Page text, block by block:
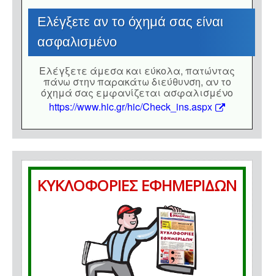
Eλέγξετε αν το όχημά σας είναι
ασφαλισμένο
Eλέγξετε άμεσα και εύκολα, πατώντας
πάνω στην παρακάτω διεύθυνση, αν το
όχημά σας εμφανίζεται ασφαλισμένο
https://www.hic.gr/hic/Check_ins.aspx
ΚΥΚΛΟΦΟΡΙΕΣ ΕΦΗΜΕΡΙΔΩΝ